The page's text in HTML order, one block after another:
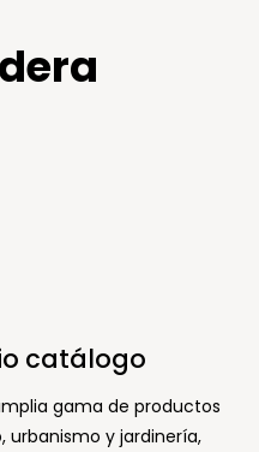
catálogo
gama de productos
urbanismo y jardinería,